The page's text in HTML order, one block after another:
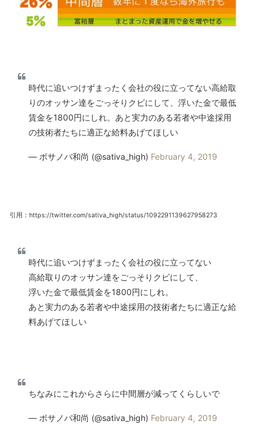
時代に追いつけずまったく会社の役に立ってない高給取
りのオッサン達をごっそりクビにして、浮いた金で最低
賃金を1800円にしれ。あと実力のある若者や中途採用
の技術者たちに適正な給料あげてほしい
— ボサノバ和尚 (@sativa_high) February 4, 2019
引用：https://twitter.com/sativa_high/status/1092291139627958273
時代に追いつけずまったく会社の役に立ってない
高給取りのオッサン達をごっそりクビにして、
浮いた金で最低賃金を1800円にしれ。
あと実力のある若者や中途採用の技術者たちに適正な給
料あげてほしい
ちなみにこれからさらに中間層が減ってくらしいで
— ボサノバ和尚 (@sativa_high) February 4, 2019